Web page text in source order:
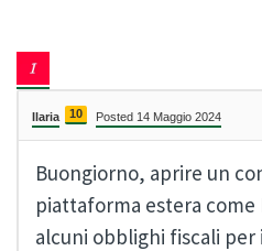
Ilaria 10 Posted 14 Maggio 2024
Buongiorno, aprire un
piattaforma estera come
alcuni obblighi fiscali